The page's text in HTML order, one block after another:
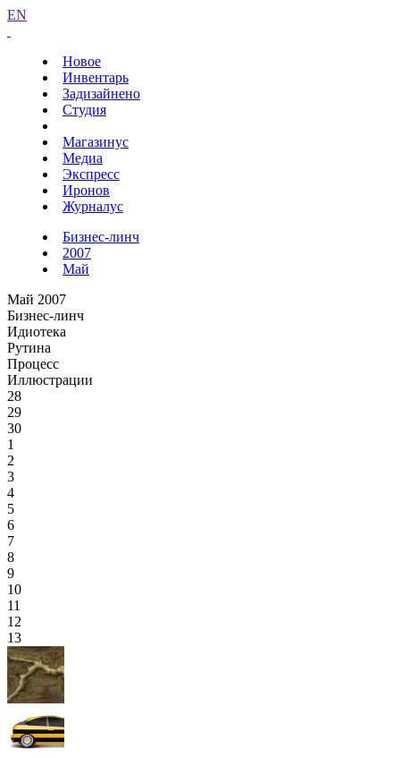
EN
Новое
Инвентарь
Задизайнено
Студия
Магазинус
Медиа
Экспресс
Иронов
Журналус
Бизнес-линч
2007
Май
Май 2007
Бизнес-линч
Идиотека
Рутина
Процесс
Иллюстрации
28
29
30
1
2
3
4
5
6
7
8
9
10
11
12
13